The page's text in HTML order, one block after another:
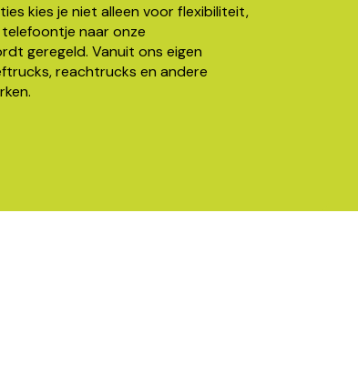
kies je niet alleen voor flexibiliteit,
naar onze
geregeld. Vanuit ons eigen
reachtrucks en andere